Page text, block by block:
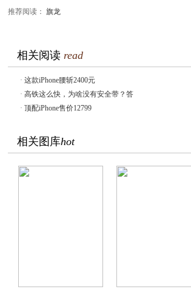
推荐阅读： 旗龙
相关阅读 read
· 这款iPhone腰斩2400元
· 高铁这么快，为啥没有安全带？答
· 顶配iPhone售价12799
相关图库hot